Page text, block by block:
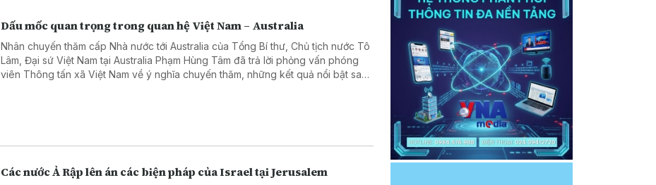
Dấu mốc quan trọng trong quan hệ Việt Nam – Australia
Nhân chuyến thăm cấp Nhà nước tới Australia của Tổng Bí thư, Chủ tịch nước Tô
Lâm, Đại sứ Việt Nam tại Australia Phạm Hùng Tâm đã trả lời phỏng vấn phóng
viên Thông tấn xã Việt Nam về ý nghĩa chuyến thăm, những kết quả nổi bật sau
Các nước Ả Rập lên án các biện pháp của Israel tại Jerusalem